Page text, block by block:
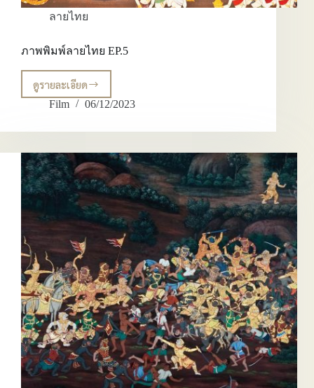
ลายไทย
ภาพพิมพ์ลายไทย EP.5
ดูรายละเอียด
ภาพ
พิมพ์
ไทย
Film 06/12/2023